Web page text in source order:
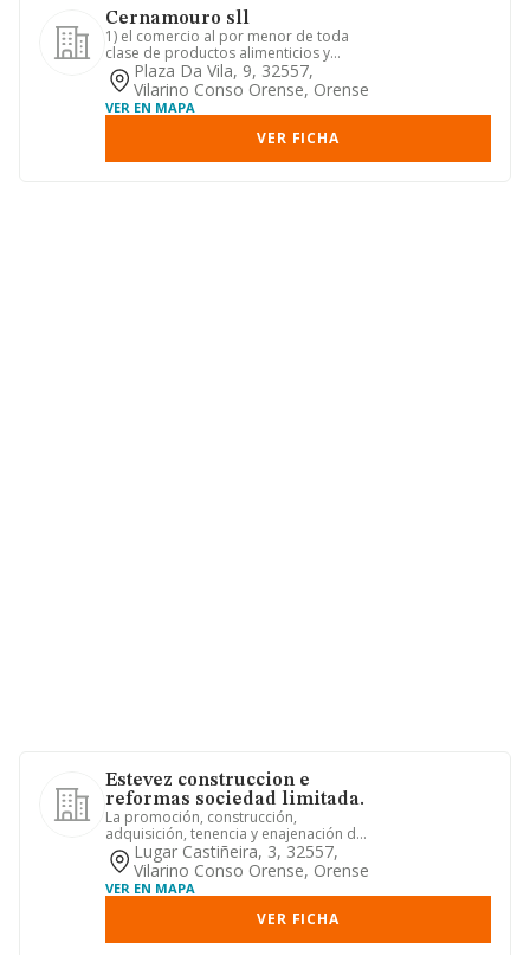
Cernamouro sll
1) el comercio al por menor de toda
clase de productos alimenticios y
bebidas, incluyendo carnicerí...
Plaza Da Vila, 9, 32557,
Vilarino Conso Orense, Orense
VER EN MAPA
VER FICHA
Estevez construccion e
reformas sociedad limitada.
La promoción, construcción,
adquisición, tenencia y enajenación de
bienes inmuebles -viviendas, sol...
Lugar Castiñeira, 3, 32557,
Vilarino Conso Orense, Orense
VER EN MAPA
VER FICHA